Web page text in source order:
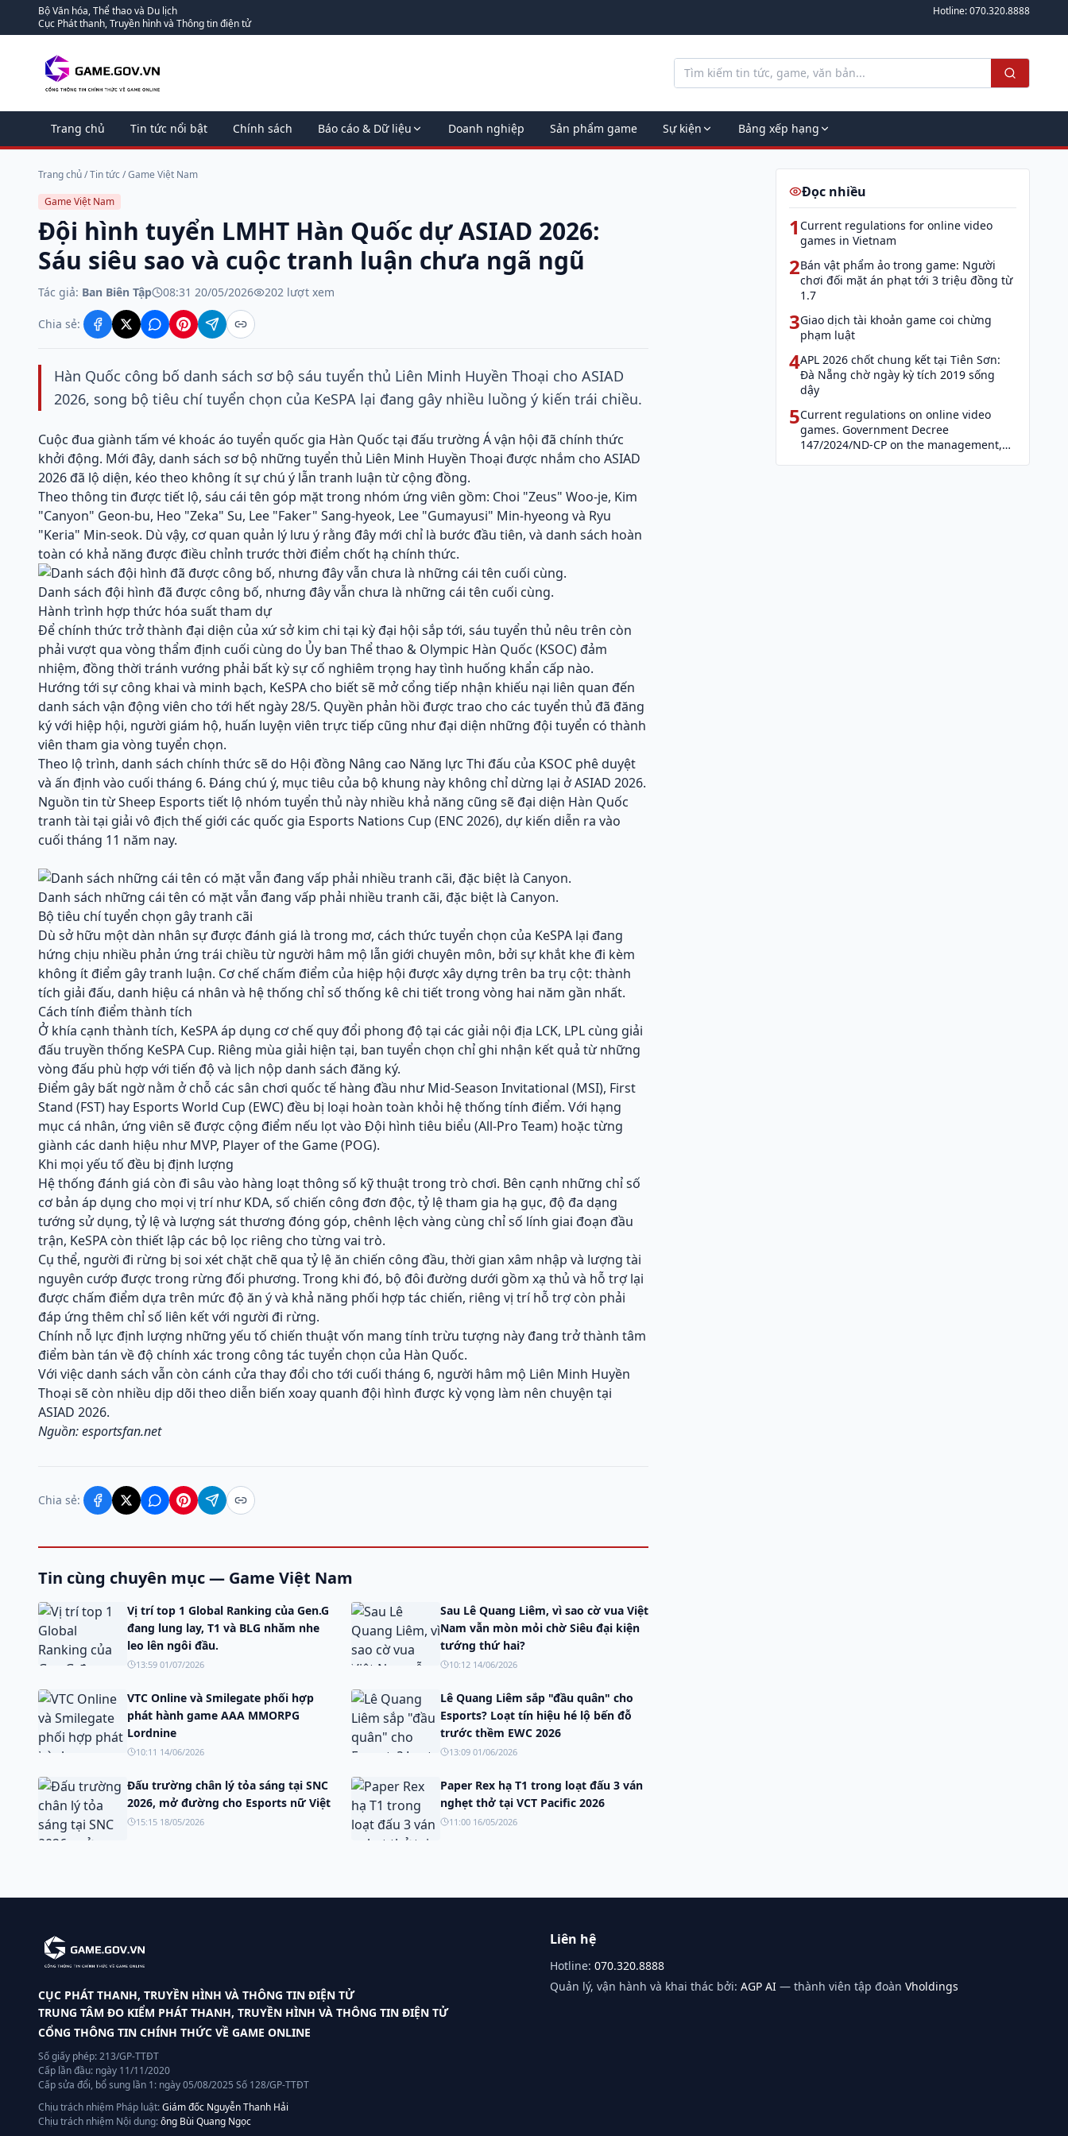
Bộ Văn hóa, Thể thao và Du lịch
Cục Phát thanh, Truyền hình và Thông tin điện tử
Hotline:070.320.8888
Trang chủ Tin tức nổi bật Chính sách Báo cáo & Dữ liệu Doanh nghiệp Sản phẩm game Sự kiện Bảng xếp hạng
Trang chủ/Tin tức/Game Việt Nam
Game Việt Nam
Đội hình tuyển LMHT Hàn Quốc dự ASIAD 2026:
Sáu siêu sao và cuộc tranh luận chưa ngã ngũ
Tác giả: Ban Biên Tập 08:31 20/05/2026 202 lượt xem
Chia sẻ:
Hàn Quốc công bố danh sách sơ bộ sáu tuyển thủ Liên Minh Huyền Thoại cho ASIAD
2026, song bộ tiêu chí tuyển chọn của KeSPA lại đang gây nhiều luồng ý kiến trái chiều.
Cuộc đua giành tấm vé khoác áo tuyển quốc gia Hàn Quốc tại đấu trường Á vận hội đã chính thức
khởi động. Mới đây, danh sách sơ bộ những tuyển thủ Liên Minh Huyền Thoại được nhắm cho ASIAD
2026 đã lộ diện, kéo theo không ít sự chú ý lẫn tranh luận từ cộng đồng.
Theo thông tin được tiết lộ, sáu cái tên góp mặt trong nhóm ứng viên gồm: Choi "Zeus" Woo-je, Kim
"Canyon" Geon-bu, Heo "Zeka" Su, Lee "Faker" Sang-hyeok, Lee "Gumayusi" Min-hyeong và Ryu
"Keria" Min-seok. Dù vậy, cơ quan quản lý lưu ý rằng đây mới chỉ là bước đầu tiên, và danh sách hoàn
toàn có khả năng được điều chỉnh trước thời điểm chốt hạ chính thức.
Danh sách đội hình đã được công bố, nhưng đây vẫn chưa là những cái tên cuối cùng.
Hành trình hợp thức hóa suất tham dự
Để chính thức trở thành đại diện của xứ sở kim chi tại kỳ đại hội sắp tới, sáu tuyển thủ nêu trên còn
phải vượt qua vòng thẩm định cuối cùng do Ủy ban Thể thao & Olympic Hàn Quốc (KSOC) đảm
nhiệm, đồng thời tránh vướng phải bất kỳ sự cố nghiêm trọng hay tình huống khẩn cấp nào.
Hướng tới sự công khai và minh bạch, KeSPA cho biết sẽ mở cổng tiếp nhận khiếu nại liên quan đến
danh sách vận động viên cho tới hết ngày 28/5. Quyền phản hồi được trao cho các tuyển thủ đã đăng
ký với hiệp hội, người giám hộ, huấn luyện viên trực tiếp cũng như đại diện những đội tuyển có thành
viên tham gia vòng tuyển chọn.
Theo lộ trình, danh sách chính thức sẽ do Hội đồng Nâng cao Năng lực Thi đấu của KSOC phê duyệt
và ấn định vào cuối tháng 6. Đáng chú ý, mục tiêu của bộ khung này không chỉ dừng lại ở ASIAD 2026.
Nguồn tin từ Sheep Esports tiết lộ nhóm tuyển thủ này nhiều khả năng cũng sẽ đại diện Hàn Quốc
tranh tài tại giải vô địch thế giới các quốc gia Esports Nations Cup (ENC 2026), dự kiến diễn ra vào
cuối tháng 11 năm nay.
Danh sách những cái tên có mặt vẫn đang vấp phải nhiều tranh cãi, đặc biệt là Canyon.
Bộ tiêu chí tuyển chọn gây tranh cãi
Dù sở hữu một dàn nhân sự được đánh giá là trong mơ, cách thức tuyển chọn của KeSPA lại đang
hứng chịu nhiều phản ứng trái chiều từ người hâm mộ lẫn giới chuyên môn, bởi sự khắt khe đi kèm
không ít điểm gây tranh luận. Cơ chế chấm điểm của hiệp hội được xây dựng trên ba trụ cột: thành
tích giải đấu, danh hiệu cá nhân và hệ thống chỉ số thống kê chi tiết trong vòng hai năm gần nhất.
Cách tính điểm thành tích
Ở khía cạnh thành tích, KeSPA áp dụng cơ chế quy đổi phong độ tại các giải nội địa LCK, LPL cùng giải
đấu truyền thống KeSPA Cup. Riêng mùa giải hiện tại, ban tuyển chọn chỉ ghi nhận kết quả từ những
vòng đấu phù hợp với tiến độ và lịch nộp danh sách đăng ký.
Điểm gây bất ngờ nằm ở chỗ các sân chơi quốc tế hàng đầu như Mid-Season Invitational (MSI), First
Stand (FST) hay Esports World Cup (EWC) đều bị loại hoàn toàn khỏi hệ thống tính điểm. Với hạng
mục cá nhân, ứng viên sẽ được cộng điểm nếu lọt vào Đội hình tiêu biểu (All-Pro Team) hoặc từng
giành các danh hiệu như MVP, Player of the Game (POG).
Khi mọi yếu tố đều bị định lượng
Hệ thống đánh giá còn đi sâu vào hàng loạt thông số kỹ thuật trong trò chơi. Bên cạnh những chỉ số
cơ bản áp dụng cho mọi vị trí như KDA, số chiến công đơn độc, tỷ lệ tham gia hạ gục, độ đa dạng
tướng sử dụng, tỷ lệ và lượng sát thương đóng góp, chênh lệch vàng cùng chỉ số lính giai đoạn đầu
trận, KeSPA còn thiết lập các bộ lọc riêng cho từng vai trò.
Cụ thể, người đi rừng bị soi xét chặt chẽ qua tỷ lệ ăn chiến công đầu, thời gian xâm nhập và lượng tài
nguyên cướp được trong rừng đối phương. Trong khi đó, bộ đôi đường dưới gồm xạ thủ và hỗ trợ lại
được chấm điểm dựa trên mức độ ăn ý và khả năng phối hợp tác chiến, riêng vị trí hỗ trợ còn phải
đáp ứng thêm chỉ số liên kết với người đi rừng.
Chính nỗ lực định lượng những yếu tố chiến thuật vốn mang tính trừu tượng này đang trở thành tâm
điểm bàn tán về độ chính xác trong công tác tuyển chọn của Hàn Quốc.
Với việc danh sách vẫn còn cánh cửa thay đổi cho tới cuối tháng 6, người hâm mộ Liên Minh Huyền
Thoại sẽ còn nhiều dịp dõi theo diễn biến xoay quanh đội hình được kỳ vọng làm nên chuyện tại
ASIAD 2026.
Nguồn: esportsfan.net
Chia sẻ:
Tin cùng chuyên mục — Game Việt Nam
Vị trí top 1 Global Ranking của Gen.G
đang lung lay, T1 và BLG nhăm nhe
leo lên ngôi đầu.
13:59 01/07/2026
Sau Lê Quang Liêm, vì sao cờ vua Việt
Nam vẫn mòn mỏi chờ Siêu đại kiện
tướng thứ hai?
10:12 14/06/2026
VTC Online và Smilegate phối hợp
phát hành game AAA MMORPG
Lordnine
10:11 14/06/2026
Lê Quang Liêm sắp "đầu quân" cho
Esports? Loạt tín hiệu hé lộ bến đỗ
trước thềm EWC 2026
13:09 01/06/2026
Đấu trường chân lý tỏa sáng tại SNC
2026, mở đường cho Esports nữ Việt
15:15 18/05/2026
Paper Rex hạ T1 trong loạt đấu 3 ván
nghẹt thở tại VCT Pacific 2026
11:00 16/05/2026
Đọc nhiều
1 Current regulations for online video
games in Vietnam
2Bán vật phẩm ảo trong game: Người
chơi đối mặt án phạt tới 3 triệu đồng từ
1.7
3Giao dịch tài khoản game coi chừng
phạm luật
4APL 2026 chốt chung kết tại Tiên Sơn:
Đà Nẵng chờ ngày kỳ tích 2019 sống
dậy
5Current regulations on online video
games. Government Decree
147/2024/ND-CP on the management,
CỤC PHÁT THANH, TRUYỀN HÌNH VÀ THÔNG TIN ĐIỆN TỬ
TRUNG TÂM ĐO KIỂM PHÁT THANH, TRUYỀN HÌNH VÀ THÔNG TIN ĐIỆN TỬ
CỔNG THÔNG TIN CHÍNH THỨC VỀ GAME ONLINE
Số giấy phép: 213/GP-TTĐT
Cấp lần đầu: ngày 11/11/2020
Cấp sửa đổi, bổ sung lần 1: ngày 05/08/2025 Số 128/GP-TTĐT
Chịu trách nhiệm Pháp luật:Giám đốc Nguyễn Thanh Hải
Chịu trách nhiệm Nội dung:ông Bùi Quang Ngọc
Liên hệ
Hotline: 070.320.8888
Quản lý, vận hành và khai thác bởi: AGP AI — thành viên tập đoàn Vholdings